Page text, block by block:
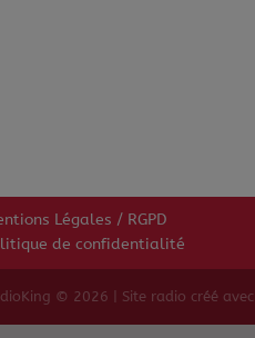
Légales / RGPD
de confidentialité
© 2026 | Site radio créé avec